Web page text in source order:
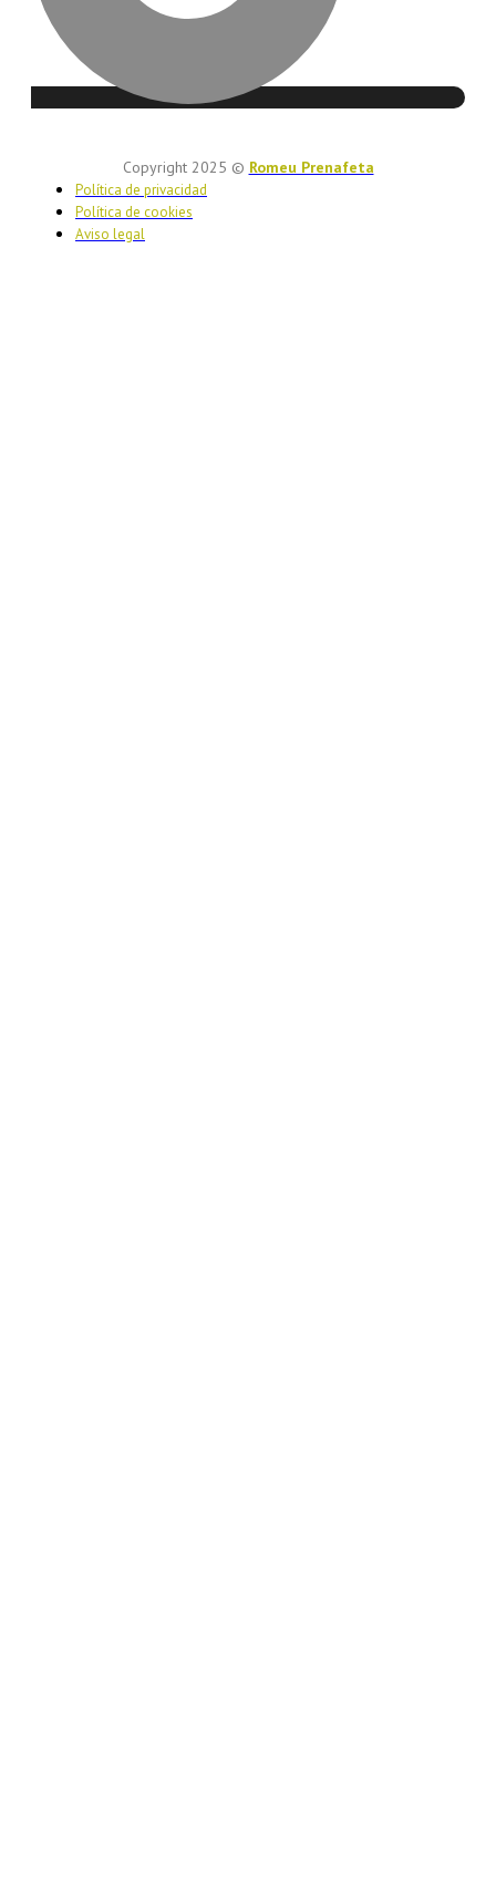
Copyright 2025 © Romeu Prenafeta
Política de privacidad
Política de cookies
Aviso legal